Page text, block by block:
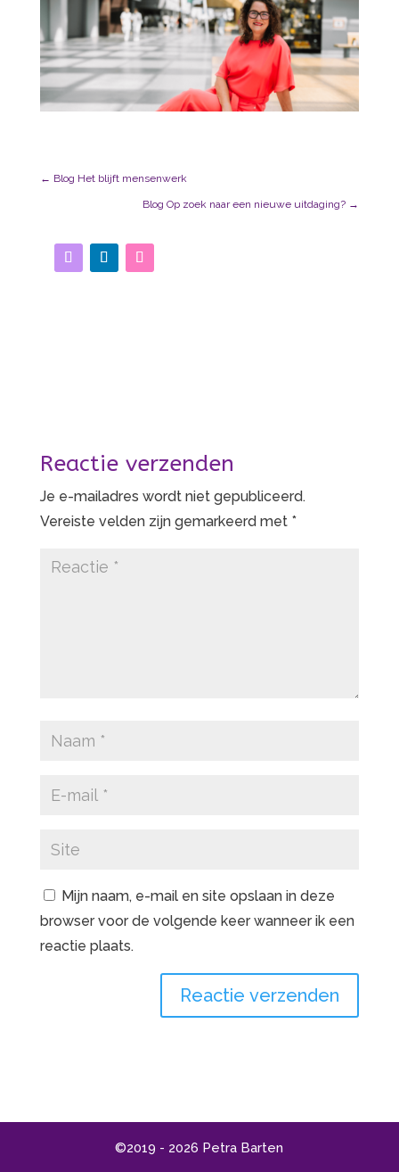
← Blog Het blijft mensenwerk
Blog Op zoek naar een nieuwe uitdaging? →
Reactie verzenden
Je e-mailadres wordt niet gepubliceerd.
Vereiste velden zijn gemarkeerd met *
Mijn naam, e-mail en site opslaan in deze
browser voor de volgende keer wanneer ik een
reactie plaats.
©2019 - 2026 Petra Barten